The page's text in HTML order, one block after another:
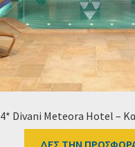
4* Divani Meteora Hotel –
ΔΕΣ ΤΗΝ